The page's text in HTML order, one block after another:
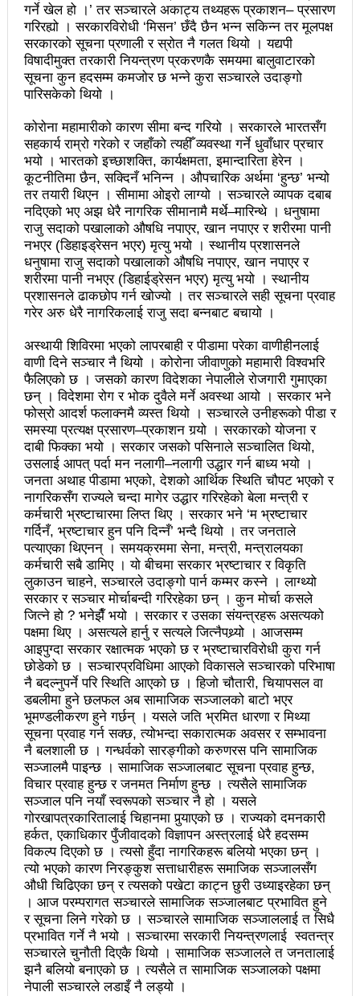
उपनिर्वाचन २०८१: एमालेभन्दा माओवादी प्रभावशाली
ककनी २ मा माओवादी विजयी
ककनी २ मा खस्यो ६८ प्रतिशतभन्दा बढी मत: गणना आजै हुने
उपचुनाव सकियो: ६२ प्रतिशतभन्दा बढी मत खसेको अनुमान
पालिका उपचुनाव: ४१ पदका लागि मतदान शुरु
भरतपुुरमा सार्वजनिक सुनुवाई, गुनासो नआउने गरी काम गर्न
मेयर दाहालको निर्देशन
उपनिर्वाचन सुशासनका पक्षमा र भ्रष्टाचारका विरुद्ध मत जाहेर
गर्ने महत्वपूर्ण अवसर: प्रचण्ड
सुरु भयो चौथो सुनवल महोत्सव: उद्योगमैत्री वातावरण बनाउन
चितवनको माडीमा सम्पन्न मैयादेवि महिला क्रिकेट सिरिजको
उपाधि नवलपरासीलाई
चौथो सुनवल महोत्सव भोलिदेखि सुरु हुँदै
प्रमुख प्रशासकीय अधिकृतको सरुवा रोक्न पालिका
अध्यक्षसहित कर्मचारीको आन्दोलन
नेत्रहीन टी–२० विश्वकप क्रिकेटमा नेपालले
अफगानिस्तानलाई हरायो
मानव तस्करीको अभियोगमा पक्राउ परेका कोशी प्रदेशका
पूर्वमन्त्री अधिकारीविरुद्ध मुद्दा नचल्ने
आगामी चुनावमा भाग लिने नेत्रविक्रम चन्दको संकेत
२८५ कैदीबन्दीलाई जेलबाहिर बस्ने सुविधा
अब धरहरा चढ्न पैसा, पार्किङ शुल्क पनि लाग्ने
सडक फोहोर गरेको भन्दै एमालेलाई महानगरको १ लाख जरिवाना
भरतपुर महानगरपालिकाद्धारा तीन पाङ्ग्रे अटोको रुट परमिट
दिन सुरु
नेकपा बहुमतको नवौं महाधिवेशन माघ ४ गतेदेखि काठमाडौँमा
राजश्व संकलनमा करिब १७ प्रतशितले वृद्धि
टिकट नपाउँदा १४ सय श्रमिक कोरिया उड्न पाएनन्
कीर्तिपुरलाई नेपालकै नमूना नगर बनाउने मेरो योजना छ-
प्रा.डा.शिवशरण महर्जन, मेयरका उम्मेदवार, कीर्तिपुर नगरपालिका
उपनिर्वाचन: ३१ जनाको उम्मेदवारी फिर्ता, रुकुमपूर्वमा काँग्रेस
गर्ने खेल हो ।’ तर सञ्चारले अकाट्य तथ्यहरू प्रकाशन– प्रसारण
गरिरह्यो । सरकारविरोधी ‘मिसन’ छँदै छैन भन्न सकिन्न तर मूलपक्ष
सरकारको सूचना प्रणाली र स्रोत नै गलत थियो । यद्यपी
विषादीमुक्त तरकारी नियन्त्रण प्रकरणकै समयमा बालुवाटारको
सूचना कुन हदसम्म कमजोर छ भन्ने कुरा सञ्चारले उदाङ्गो
पारिसकेको थियो ।
कोरोना महामारीको कारण सीमा बन्द गरियो । सरकारले भारतसँग
सहकार्य राम्रो गरेको र जहाँको त्यहीँ व्यवस्था गर्ने धुवाँधार प्रचार
भयो । भारतको इच्छाशक्ति, कार्यक्षमता, इमान्दारिता हेरेन ।
कूटनीतिमा छैन, सक्दिनँ भनिन्न । औपचारिक अर्थमा ‘हुन्छ’ भन्यो
तर तयारी थिएन । सीमामा ओइरो लाग्यो । सञ्चारले व्यापक दबाब
नदिएको भए अझ धेरै नागरिक सीमानामै मर्थे–मारिन्थे । धनुषामा
राजु सदाको पखालाको औषधि नपाएर, खान नपाएर र शरीरमा पानी
नभएर (डिहाइड्रेसन भएर) मृत्यु भयो । स्थानीय प्रशासनले
धनुषामा राजु सदाको पखालाको औषधि नपाएर, खान नपाएर र
शरीरमा पानी नभएर (डिहाईड्रेसन भएर) मृत्यु भयो । स्थानीय
प्रशासनले ढाकछोप गर्न खोज्यो । तर सञ्चारले सही सूचना प्रवाह
गरेर अरु धेरै नागरिकलाई राजु सदा बन्नबाट बचायो ।
अस्थायी शिविरमा भएको लापरबाही र पीडामा परेका वाणीहीनलाई
वाणी दिने सञ्चार नै थियो । कोरोना जीवाणुको महामारी विश्वभरि
फैलिएको छ । जसको कारण विदेशका नेपालीले रोजगारी गुमाएका
छन् । विदेशमा रोग र भोक दुवैले मर्ने अवस्था आयो । सरकार भने
फोस्रो आदर्श फलाक्नमै व्यस्त थियो । सञ्चारले उनीहरूको पीडा र
समस्या प्रत्यक्ष प्रसारण–प्रकाशन गर्‍यो । सरकारको योजना र
दाबी फिक्का भयो । सरकार जसको पसिनाले सञ्चालित थियो,
उसलाई आपत् पर्दा मन नलागी–नलागी उद्धार गर्न बाध्य भयो ।
जनता अथाह पीडामा भएको, देशको आर्थिक स्थिति चौपट भएको र
नागरिकसँग राज्यले चन्दा मागेर उद्धार गरिरहेको बेला मन्त्री र
कर्मचारी भ्रष्टाचारमा लिप्त थिए । सरकार भने ‘म भ्रष्टाचार
गर्दिनँ, भ्रष्टाचार हुन पनि दिन्नँ’ भन्दै थियो । तर जनताले
पत्याएका थिएनन् । समयक्रममा सेना, मन्त्री, मन्त्रालयका
कर्मचारी सबै डामिए । यो बीचमा सरकार भ्रष्टाचार र विकृति
लुकाउन चाहने, सञ्चारले उदाङ्गो पार्न कम्मर कस्ने । लाग्थ्यो
सरकार र सञ्चार मोर्चाबन्दी गरिरहेका छन् । कुन मोर्चा कसले
जित्ने हो ? भनेझैँ भयो । सरकार र उसका संयन्त्रहरू असत्यको
पक्षमा थिए । असत्यले हार्नु र सत्यले जित्नैपथ्र्यो । आजसम्म
आइपुग्दा सरकार रक्षात्मक भएको छ र भ्रष्टाचारविरोधी कुरा गर्न
छोडेको छ । सञ्चारप्रविधिमा आएको विकासले सञ्चारको परिभाषा
नै बदल्नुपर्ने परि स्थिति आएको छ । हिजो चौतारी, चियापसल वा
डबलीमा हुने छलफल अब सामाजिक सञ्जालको बाटो भएर
भूमण्डलीकरण हुने गर्छन् । यसले जति भ्रमित धारणा र मिथ्या
सूचना प्रवाह गर्न सक्छ, त्योभन्दा सकारात्मक अवसर र सम्भावना
नै बलशाली छ । गन्धर्वको सारङ्गीको करुणरस पनि सामाजिक
सञ्जालमै पाइन्छ । सामाजिक सञ्जालबाट सूचना प्रवाह हुन्छ,
विचार प्रवाह हुन्छ र जनमत निर्माण हुन्छ । त्यसैले सामाजिक
सञ्जाल पनि नयाँ स्वरूपको सञ्चार नै हो । यसले
गोरखापत्रकारितालाई चिहानमा पुर्‍याएको छ । राज्यको दमनकारी
हर्कत, एकाधिकार पुँजीवादको विज्ञापन अस्त्रलाई धेरै हदसम्म
विकल्प दिएको छ । त्यसो हुँदा नागरिकहरू बलियो भएका छन् ।
त्यो भएको कारण निरङ्कुश सत्ताधारीहरू समाजिक सञ्जालसँग
औधी चिढिएका छन् र त्यसको पखेटा काट्न छुरी उध्याइरहेका छन्
। आज परम्परागत सञ्चारले सामाजिक सञ्जालबाट प्रभावित हुने
र सूचना लिने गरेको छ । सञ्चारले सामाजिक सञ्जाललाई त सिधै
प्रभावित गर्ने नै भयो । सञ्चारमा सरकारी नियन्त्रणलाई स्वतन्त्र
सञ्चारले चुनौती दिएकै थियो । सामाजिक सञ्जालले त जनतालाई
झनै बलियो बनाएको छ । त्यसैले त सामाजिक सञ्जालको पक्षमा
नेपाली सञ्चारले लडाइँ नै लड्यो ।